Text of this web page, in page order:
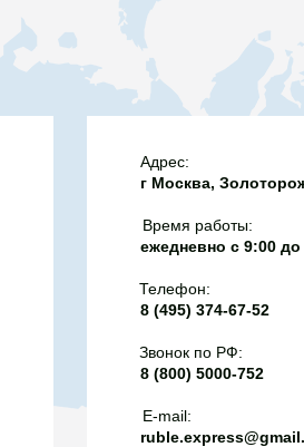
Адрес:
г Москва,
Время работы:
ежедневно с 9:00 до
Телефон:
8 (495) 374-67-52
Звонок по РФ:
8 (800) 5000-752
E-mail: